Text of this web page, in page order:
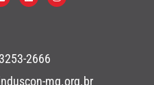
2666
mg.org.br